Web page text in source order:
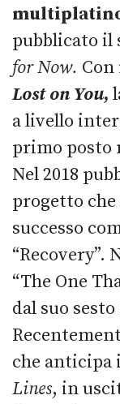
pubblicato il
for Now. Con
Lost on You,
a livello
primo posto
Nel 2018
progetto
successo
“Recovery”.
“The One
dal suo
che anticipa
Lines, in